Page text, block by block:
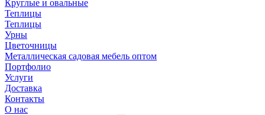
Круглые и овальные
Теплицы
Теплицы
Урны
Цветочницы
Металлическая садовая мебель оптом
Портфолио
Услуги
Доставка
Контакты
О нас